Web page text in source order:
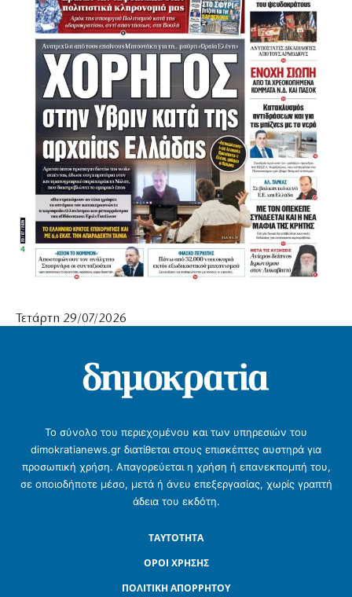
Τετάρτη 29/07/2026
Το σύνολο του περιεχομένου και των υπηρεσιών του
dimokratianews.gr διατίθεται στους επισκέπτες αυστηρά για
προσωπική χρήση. Απαγορεύεται η χρήση ή επανεκπομπή του,
σε οποιοδήποτε μέσο, μετά ή άνευ επεξεργασίας, χωρίς γραπτή
άδεια του εκδότη.
ΤΑΥΤΟΤΗΤΑ
ΟΡΟΙ ΧΡΗΣΗΣ
ΠΟΛΙΤΙΚΗ ΑΠΟΡΡΗΤΟΥ